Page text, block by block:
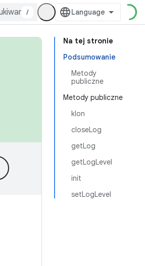
/
Na tej stronie
Podsumowanie
Metody
publiczne
Metody publiczne
klon
closeLog
getLog
getLogLevel
init
setLogLevel